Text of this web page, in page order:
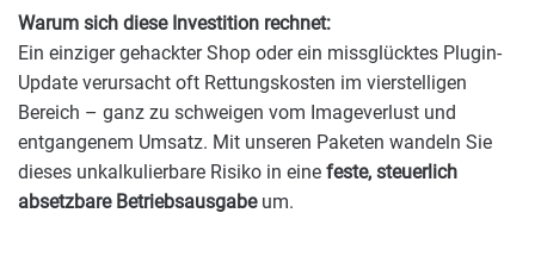
Warum sich diese Investition rechnet:
Ein einziger gehackter Shop oder ein missglücktes Plugin-
Update verursacht oft Rettungskosten im vierstelligen
Bereich – ganz zu schweigen vom Imageverlust und
entgangenem Umsatz. Mit unseren Paketen wandeln Sie
dieses unkalkulierbare Risiko in eine feste, steuerlich
absetzbare Betriebsausgabeum.